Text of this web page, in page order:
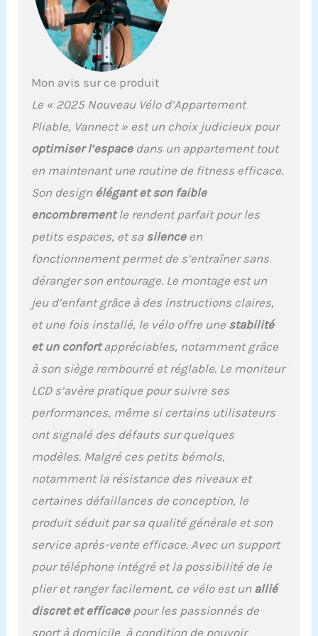
léger ou un entraînement
intense, le design avancé
assure un
silencieux, ce qui le rend
utilisation à la maison,
même dans des espaces
partagés ou pendant les
heures de tranquillité
【Écran LCD et moniteur
L’écran LCD et le
détecteur de fréquence
cardiaque surveillent en
temps réel le rythme
cardiaque, les calories
parcourue et la vitesse de
pédalage, vous aidant à
condition physique et à
optimiser vos
【Robustesse et
Durabilité】La bicyclette
maison est conçue pour
supporter un poids
maximal de 150 kg,
garantissant une
structure solide et stable
pour des entraînements
intenses. Fabriquée avec
du métal de haute
qualité, elle offre une
une résistance, parfaite
pour une utilisation
quotidienne sans
compromettre la sécurité
ni les performances
Mon avis sur ce produit
Le « 2025 Nouveau Vélo d’Appartement
Pliable, Vannect » est un choix judicieux pour
optimiser l’espacedans un appartement tout
en maintenant une routine de fitness efficace.
Son design élégant et son faible
encombrementle rendent parfait pour les
petits espaces, et sa silenceen
fonctionnement permet de s’entraîner sans
déranger son entourage. Le montage est un
jeu d’enfant grâce à des instructions claires,
et une fois installé, le vélo offre une stabilité
et un confortappréciables, notamment grâce
à son siège rembourré et réglable. Le moniteur
LCD s’avère pratique pour suivre ses
performances, même si certains utilisateurs
ont signalé des défauts sur quelques
modèles. Malgré ces petits bémols,
notamment la résistance des niveaux et
certaines défaillances de conception, le
produit séduit par sa qualité générale et son
service après-vente efficace. Avec un support
pour téléphone intégré et la possibilité de le
plier et ranger facilement, ce vélo est un allié
discret et efficacepour les passionnés de
sport à domicile, à condition de pouvoir